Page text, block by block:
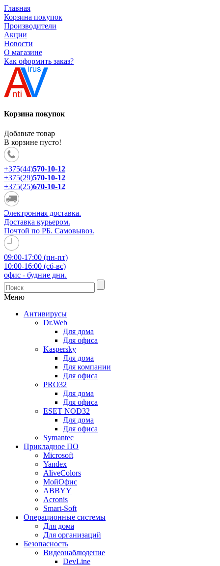
Главная
Корзина покупок
Производители
Акции
Новости
О магазине
Как оформить заказ?
Корзина покупок
Добавьте товар
В корзине пусто!
+375(44)570-10-12
+375(29)570-10-12
+375(25)670-10-12
Электронная доставка.
Доставка курьером.
Почтой по РБ. Самовывоз.
09:00-17:00 (пн-пт)
10:00-16:00 (сб-вс)
офис - будние дни.
Меню
Антивирусы
Dr.Web
Для дома
Для офиса
Kaspersky
Для дома
Для компании
Для офиса
PRO32
Для дома
Для офиса
ESET NOD32
Для дома
Для офиса
Symantec
Прикладное ПО
Microsoft
Yandex
AliveColors
МойОфис
ABBYY
Acronis
Smart-Soft
Операционные системы
Для дома
Для организаций
Безопасность
Видеонаблюдение
DevLine